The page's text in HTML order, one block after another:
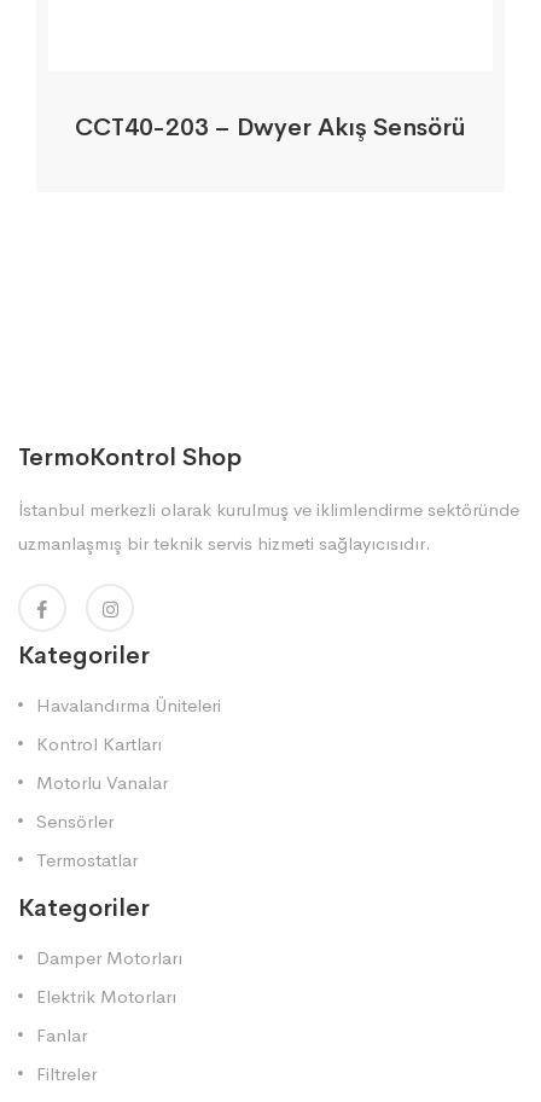
CCT40-203 – Dwyer Akış Sensörü
TermoKontrol Shop
İstanbul merkezli olarak kurulmuş ve iklimlendirme sektöründe
uzmanlaşmış bir teknik servis hizmeti sağlayıcısıdır.
Kategoriler
Havalandırma Üniteleri
Kontrol Kartları
Motorlu Vanalar
Sensörler
Termostatlar
Kategoriler
Damper Motorları
Elektrik Motorları
Fanlar
Filtreler